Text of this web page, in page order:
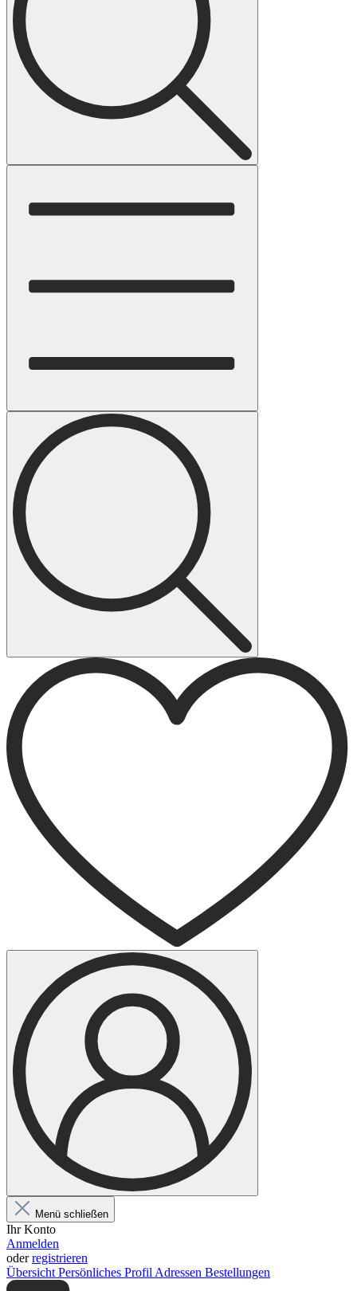
Menü schließen
Ihr Konto
Anmelden
oderregistrieren
Übersicht Persönliches Profil Adressen Bestellungen